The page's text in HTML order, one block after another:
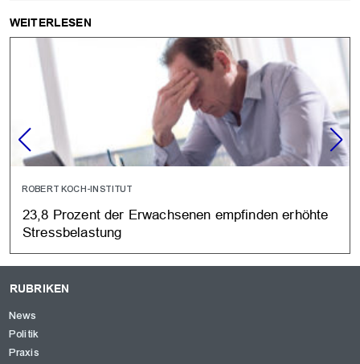
WEITERLESEN
ROBERT KOCH-INSTITUT
23,8 Prozent der Erwachsenen empfinden erhöhte
Stressbelastung
RUBRIKEN
News
Politik
Praxis